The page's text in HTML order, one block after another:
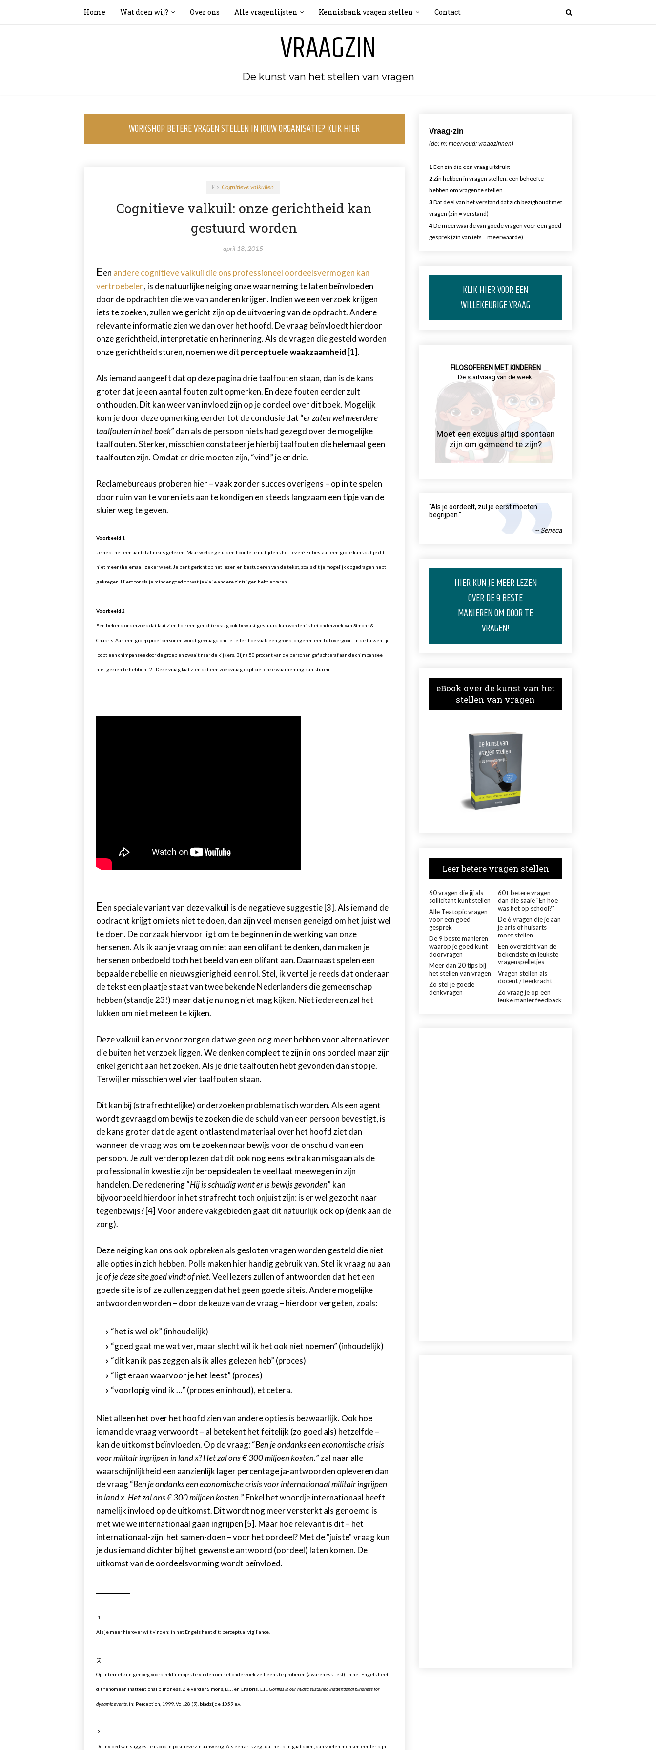
VRAAGZIN
De kunst van het stellen van vragen
Home Wat doen wij? Over ons Alle vragenlijsten Kennisbank vragen stellen Contact
WORKSHOP BETERE VRAGEN STELLEN IN JOUW ORGANISATIE? KLIK HIER
Cognitieve valkuilen
Cognitieve valkuil: onze gerichtheid kan
gestuurd worden
april 18, 2015
Een andere cognitieve valkuil die ons professioneel oordeelsvermogen kan
vertroebelen, is de natuurlijke neiging onze waarneming te laten beïnvloeden
door de opdrachten die we van anderen krijgen. Indien we een verzoek krijgen
iets te zoeken, zullen we gericht zijn op de uitvoering van de opdracht. Andere
relevante informatie zien we dan over het hoofd. De vraag beïnvloedt hierdoor
onze gerichtheid, interpretatie en herinnering. Als de vragen die gesteld worden
onze gerichtheid sturen, noemen we dit perceptuele waakzaamheid [1].
Als iemand aangeeft dat op deze pagina drie taalfouten staan, dan is de kans
groter dat je een aantal fouten zult opmerken. En deze fouten eerder zult
onthouden. Dit kan weer van invloed zijn op je oordeel over dit boek. Mogelijk
kom je door deze opmerking eerder tot de conclusie dat “er zaten wel meerdere
taalfouten in het boek” dan als de persoon niets had gezegd over de mogelijke
taalfouten. Sterker, misschien constateer je hierbij taalfouten die helemaal geen
taalfouten zijn. Omdat er drie moeten zijn, “vind” je er drie.
Reclamebureaus proberen hier – vaak zonder succes overigens – op in te spelen
door ruim van te voren iets aan te kondigen en steeds langzaam een tipje van de
sluier weg te geven.
Voorbeeld 1
Je hebt net een aantal alinea's gelezen. Maar welke geluiden hoorde je nu tijdens het lezen? Er bestaat een grote kans dat je dit
niet meer (helemaal) zeker weet. Je bent gericht op het lezen en bestuderen van de tekst, zoals dit je mogelijk opgedragen hebt
gekregen. Hierdoor sla je minder goed op wat je via je andere zintuigen hebt ervaren.
Voorbeeld 2
Een bekend onderzoek dat laat zien hoe een gerichte vraag ook bewust gestuurd kan worden is het onderzoek van Simons &
Chabris. Aan een groep proefpersonen wordt gevraagd om te tellen hoe vaak een groep jongeren een bal overgooit. In de tussentijd
loopt een chimpansee door de groep en zwaait naar de kijkers. Bijna 50 procent van de personen gaf achteraf aan de chimpansee
niet gezien te hebben [2]. Deze vraag laat zien dat een zoekvraag expliciet onze waarneming kan sturen.
Een speciale variant van deze valkuil is de negatieve suggestie [3]. Als iemand de
opdracht krijgt om iets niet te doen, dan zijn veel mensen geneigd om het juist wel
te doen. De oorzaak hiervoor ligt om te beginnen in de werking van onze
hersenen. Als ik aan je vraag om niet aan een olifant te denken, dan maken je
hersenen onbedoeld toch het beeld van een olifant aan. Daarnaast spelen een
bepaalde rebellie en nieuwsgierigheid een rol. Stel, ik vertel je reeds dat onderaan
de tekst een plaatje staat van twee bekende Nederlanders die gemeenschap
hebben (standje 23!) maar dat je nu nog niet mag kijken. Niet iedereen zal het
lukken om niet meteen te kijken.
Deze valkuil kan er voor zorgen dat we geen oog meer hebben voor alternatieven
die buiten het verzoek liggen. We denken compleet te zijn in ons oordeel maar zijn
enkel gericht aan het zoeken. Als je drie taalfouten hebt gevonden dan stop je.
Terwijl er misschien wel vier taalfouten staan.
Dit kan bij (strafrechtelijke) onderzoeken problematisch worden. Als een agent
wordt gevraagd om bewijs te zoeken die de schuld van een persoon bevestigt, is
de kans groter dat de agent ontlastend materiaal over het hoofd ziet dan
wanneer de vraag was om te zoeken naar bewijs voor de onschuld van een
persoon. Je zult verderop lezen dat dit ook nog eens extra kan misgaan als de
professional in kwestie zijn beroepsidealen te veel laat meewegen in zijn
handelen. De redenering “Hij is schuldig want er is bewijs gevonden” kan
bijvoorbeeld hierdoor in het strafrecht toch onjuist zijn: is er wel gezocht naar
tegenbewijs? [4] Voor andere vakgebieden gaat dit natuurlijk ook op (denk aan de
zorg).
Deze neiging kan ons ook opbreken als gesloten vragen worden gesteld die niet
alle opties in zich hebben. Polls maken hier handig gebruik van. Stel ik vraag nu aan
jeof je deze site goed vindt of niet. Veel lezers zullen of antwoorden dat het een
goede site is of ze zullen zeggen dat het geen goede siteis. Andere mogelijke
antwoorden worden – door de keuze van de vraag – hierdoor vergeten, zoals:
“het is wel ok” (inhoudelijk)
“goed gaat me wat ver, maar slecht wil ik het ook niet noemen” (inhoudelijk)
“dit kan ik pas zeggen als ik alles gelezen heb” (proces)
“ligt eraan waarvoor je het leest” (proces)
“voorlopig vind ik …” (proces en inhoud), et cetera.
Niet alleen het over het hoofd zien van andere opties is bezwaarlijk. Ook hoe
iemand de vraag verwoordt – al betekent het feitelijk (zo goed als) hetzelfde –
kan de uitkomst beïnvloeden. Op de vraag: “Ben je ondanks een economische crisis
voor militair ingrijpen in land x? Het zal ons € 300 miljoen kosten.” zal naar alle
waarschijnlijkheid een aanzienlijk lager percentage ja-antwoorden opleveren dan
de vraag “Ben je ondanks een economische crisis voor internationaal militair ingrijpen
in land x. Het zal ons € 300 miljoen kosten.” Enkel het woordje internationaal heeft
namelijk invloed op de uitkomst. Dit wordt nog meer versterkt als genoemd is
met wie we internationaal gaan ingrijpen [5]. Maar hoe relevant is dit – het
internationaal-zijn, het samen-doen – voor het oordeel? Met de "juiste" vraag kun
je dus iemand dichter bij het gewenste antwoord (oordeel) laten komen. De
uitkomst van de oordeelsvorming wordt beïnvloed.
[1]
Als je meer hierover wilt vinden: in het Engels heet dit: perceptual vigiliance.
[2]
Op internet zijn genoeg voorbeeldfilmpjes te vinden om het onderzoek zelf eens te proberen (awareness-test). In het Engels heet
dit fenomeen inattentional blindness. Zie verder Simons, D.J. en Chabris, C.F., Gorillas in our midst: sustained inattentional blindness for
dynamic events , in: Perception, 1999, Vol. 28 (9), bladzijde 1059 e.v.
[3]
De invloed van suggestie is ook in positieve zin aanwezig. Als een arts zegt dat het pijn gaat doen, dan voelen mensen eerder pijn
Vraag·zin
(de; m; meervoud: vraagzinnen)
1Een zin die een vraag uitdrukt
2Zin hebben in vragen stellen: een behoefte
hebben om vragen te stellen
3Dat deel van het verstand dat zich bezighoudt met
vragen (zin = verstand)
4De meerwaarde van goede vragen voor een goed
gesprek (zin van iets = meerwaarde)
KLIK HIER VOOR EEN
WILLEKEURIGE VRAAG
FILOSOFEREN MET KINDEREN
De startvraag van de week:
Moet een excuus altijd spontaan
zijn om gemeend te zijn?
"Als je oordeelt, zul je eerst moeten
begrijpen."
-- Seneca
HIER KUN JE MEER LEZEN
OVER DE 9 BESTE
MANIEREN OM DOOR TE
VRAGEN!
eBook over de kunst van het
stellen van vragen
Leer betere vragen stellen
60 vragen die jij als
sollicitant kunt stellen
60+ betere vragen
dan die saaie "En hoe
was het op school?"
Alle Teatopic vragen
voor een goed
gesprek
De 6 vragen die je aan
je arts of huisarts
moet stellen
De 9 beste manieren
waarop je goed kunt
doorvragen
Een overzicht van de
bekendste en leukste
vragenspelletjes
Meer dan 20 tips bij
het stellen van vragen
Vragen stellen als
docent / leerkracht
Zo stel je goede
denkvragen
Zo vraag je op een
leuke manier feedback